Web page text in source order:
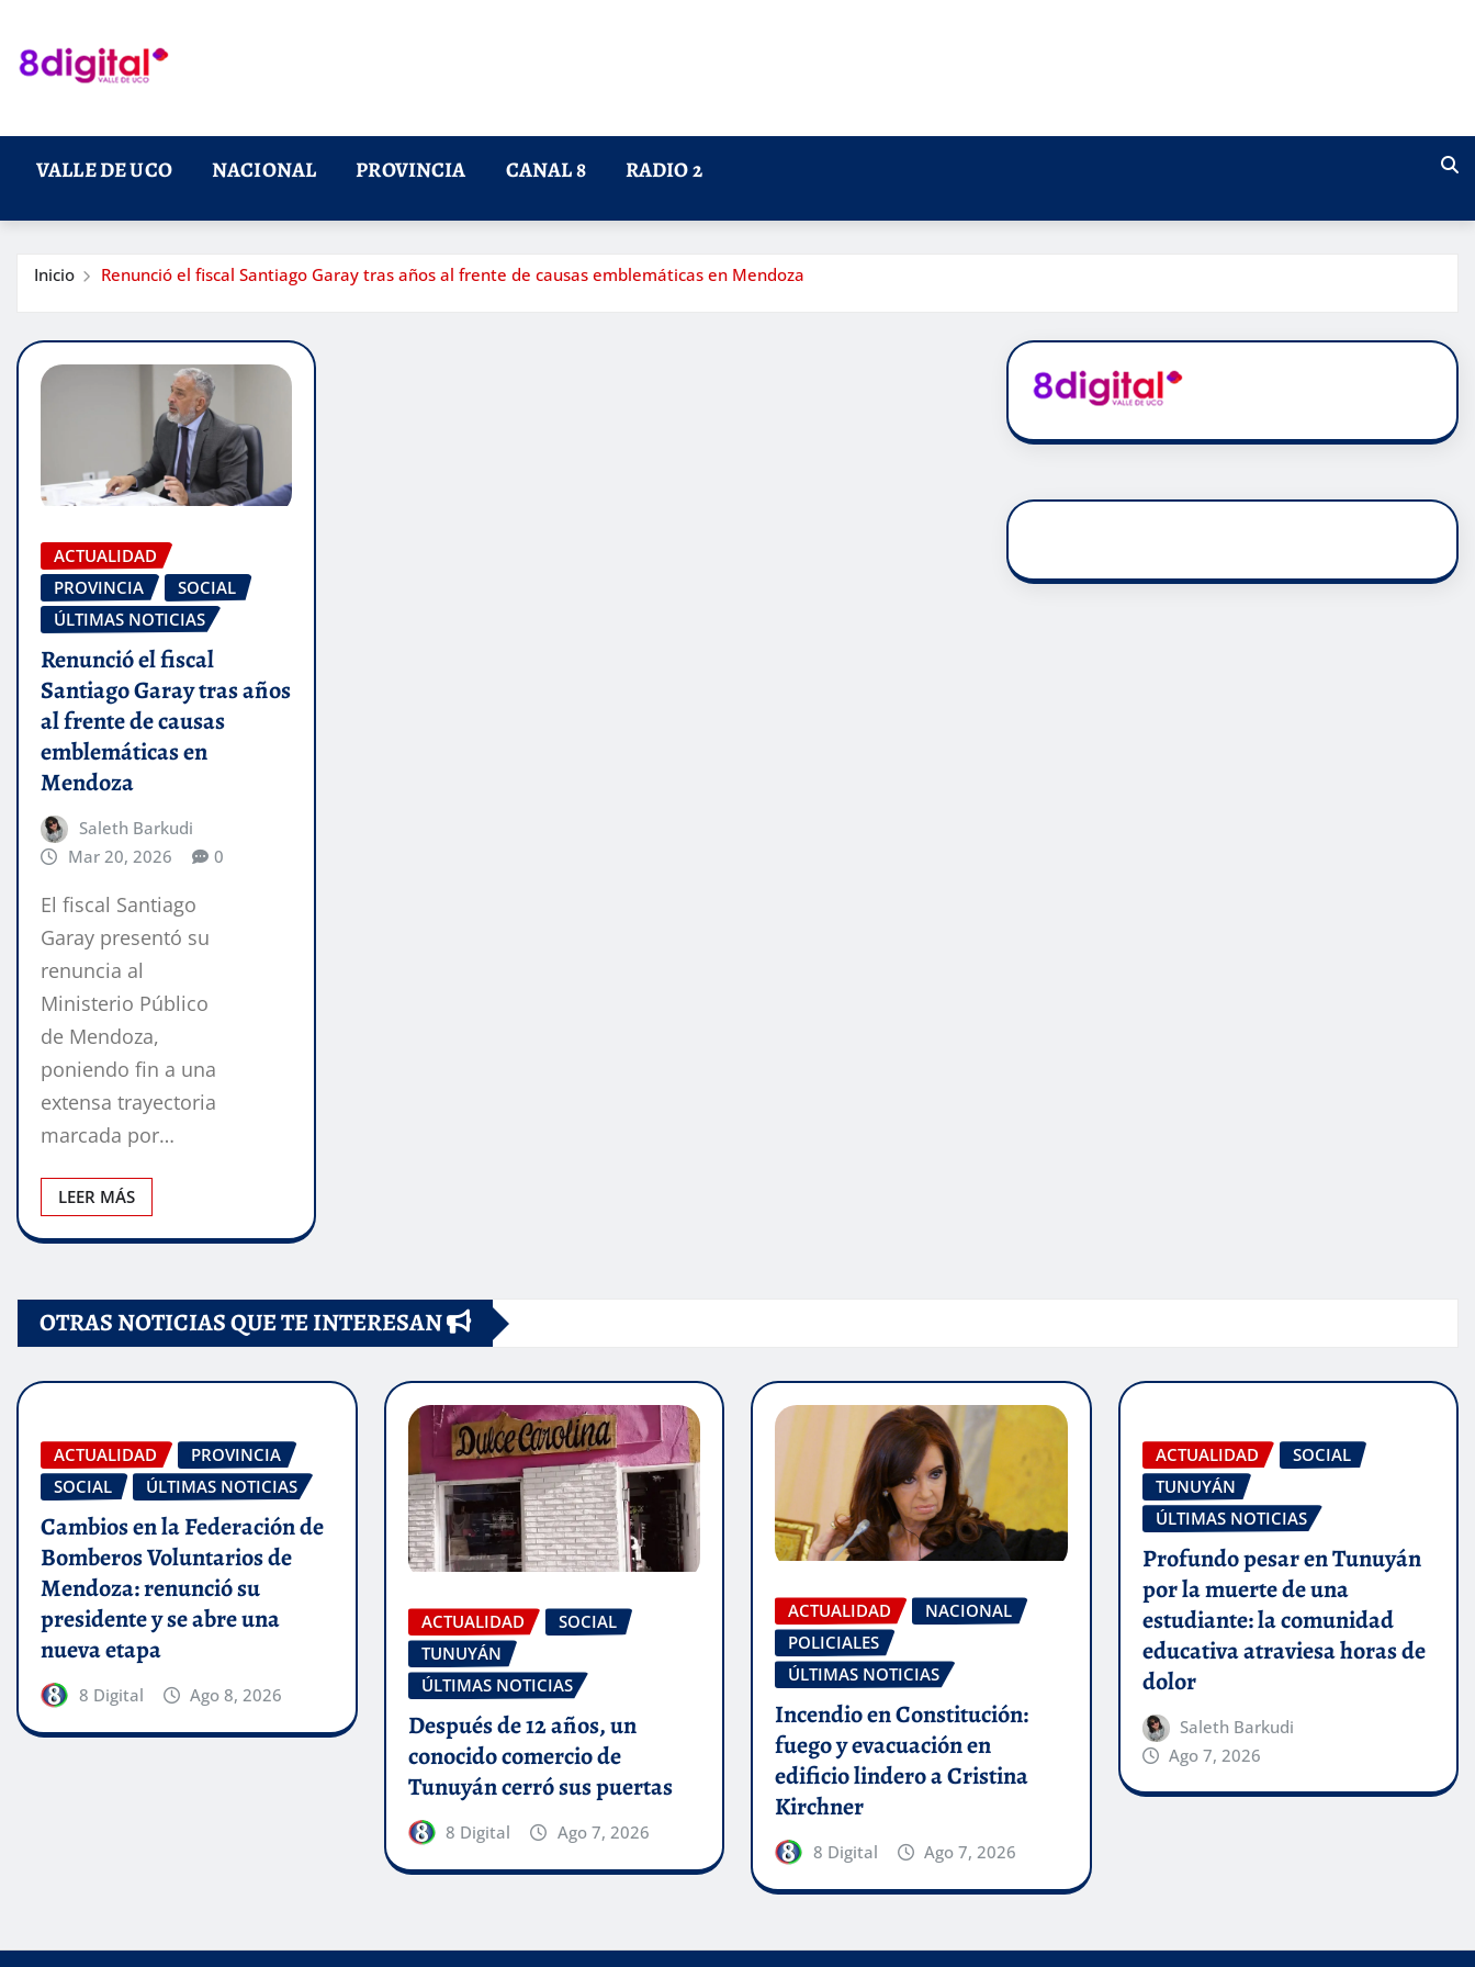
contenido
VALLE DE UCO NACIONAL PROVINCIA CANAL 8 RADIO 2
Inicio Renunció el fiscal Santiago Garay tras años al frente de causas emblemáticas en Mendoza
ACTUALIDAD
PROVINCIA
SOCIAL
ÚLTIMAS NOTICIAS
Renunció el fiscal
Santiago Garay tras años
al frente de causas
emblemáticas en
Mendoza
Saleth Barkudi
Mar 20, 2026
0
El fiscal Santiago
Garay presentó su
renuncia al
Ministerio Público
de Mendoza,
poniendo fin a una
extensa trayectoria
marcada por…
LEER MÁS
OTRAS NOTICIAS QUE TE INTERESAN
ACTUALIDAD
PROVINCIA
SOCIAL
ÚLTIMAS NOTICIAS
Cambios en la Federación de
Bomberos Voluntarios de
Mendoza: renunció su
presidente y se abre una
nueva etapa
8 Digital Ago 8, 2026
ACTUALIDAD
SOCIAL
TUNUYÁN
ÚLTIMAS NOTICIAS
Después de 12 años, un
conocido comercio de
Tunuyán cerró sus puertas
8 Digital Ago 7, 2026
ACTUALIDAD
NACIONAL
POLICIALES
ÚLTIMAS NOTICIAS
Incendio en Constitución:
fuego y evacuación en
edificio lindero a Cristina
Kirchner
8 Digital Ago 7, 2026
ACTUALIDAD
SOCIAL
TUNUYÁN
ÚLTIMAS NOTICIAS
Profundo pesar en Tunuyán
por la muerte de una
estudiante: la comunidad
educativa atraviesa horas de
dolor
Saleth Barkudi
Ago 7, 2026